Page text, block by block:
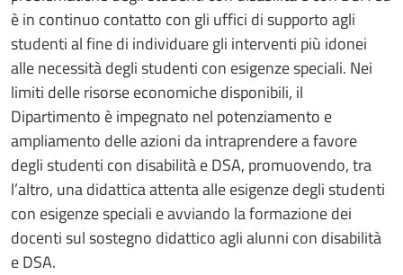
è in continuo contatto con gli uffici di supporto agli
studenti al fine di individuare gli interventi più idonei
alle necessità degli studenti con esigenze speciali. Nei
limiti delle risorse economiche disponibili, il
Dipartimento è impegnato nel potenziamento e
ampliamento delle azioni da intraprendere a favore
degli studenti con disabilità e DSA, promuovendo, tra
l’altro, una didattica attenta alle esigenze degli studenti
con esigenze speciali e avviando la formazione dei
docenti sul sostegno didattico agli alunni con disabilità
e DSA.